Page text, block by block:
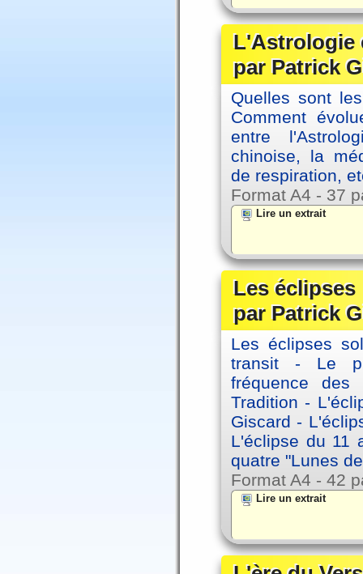
L'Astrologie
par Patrick
Quelles sont
Comment
entre
chinoise, la
de respiration,
Format A4 - 37
Lire un extrait
Les éclipses
par Patrick
Les éclipses
transit - Le
fréquence
Tradition -
Giscard -
L'éclipse du 11
quatre "Lunes
Format A4 - 42
Lire un extrait